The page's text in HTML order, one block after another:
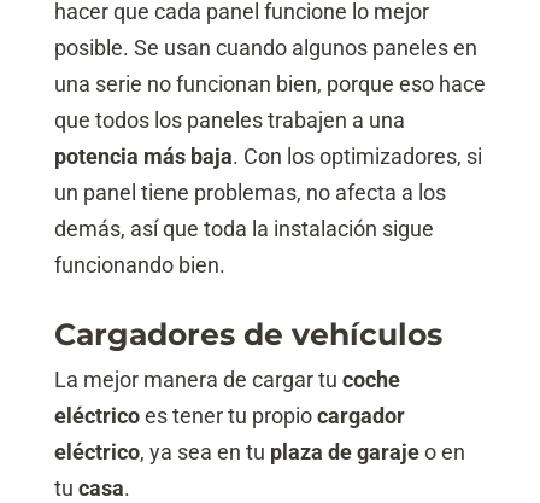
hacer que cada panel funcione lo mejor
posible. Se usan cuando algunos paneles en
una serie no funcionan bien, porque eso hace
que todos los paneles trabajen a una
potencia más baja. Con los optimizadores, si
un panel tiene problemas, no afecta a los
demás, así que toda la instalación sigue
funcionando bien.
Cargadores de vehículos
La mejor manera de cargar tu coche
eléctricoes tener tu propiocargador
eléctrico, ya sea en tu plaza de garajeo en
tu casa.